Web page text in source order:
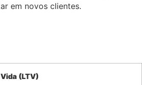
em novos clientes.
(LTV)